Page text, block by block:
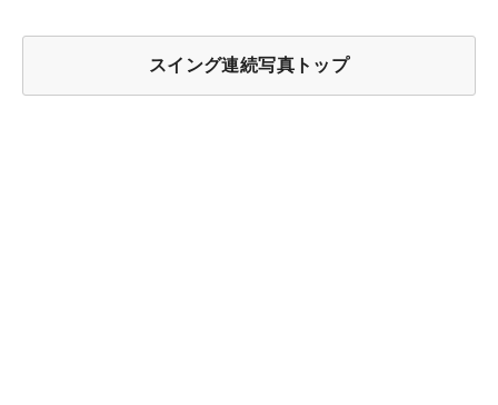
スイング連続写真トップ